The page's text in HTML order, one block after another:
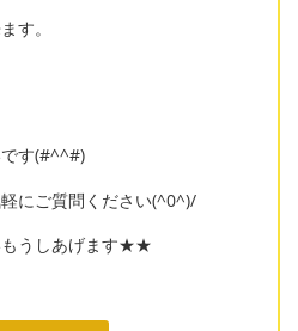
す。
す(#^^#)
にご質問ください(^0^)/
うしあげます★★